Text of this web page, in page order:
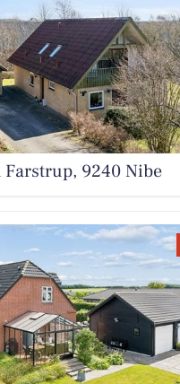
Farstrup, 9240 Nibe